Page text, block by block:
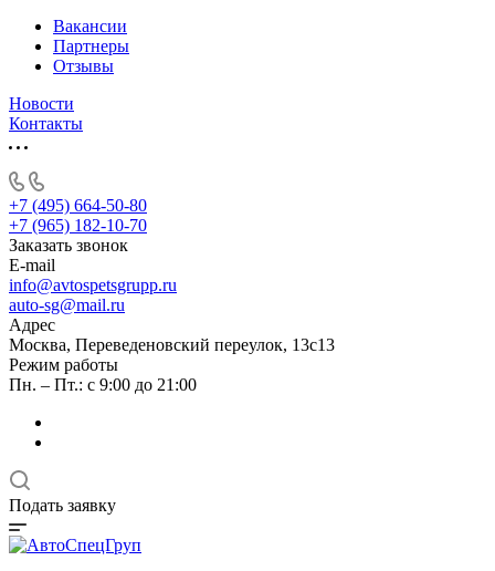
Вакансии
Партнеры
Отзывы
Новости
Контакты
+7 (495) 664-50-80
+7 (965) 182-10-70
Заказать звонок
E-mail
info@avtospetsgrupp.ru
auto-sg@mail.ru
Адрес
Москва, Переведеновский переулок, 13с13
Режим работы
Пн. – Пт.: с 9:00 до 21:00
Подать заявку